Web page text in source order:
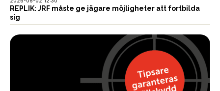
REPLIK: JRF måste ge jägare möjligheter att fortbilda
sig